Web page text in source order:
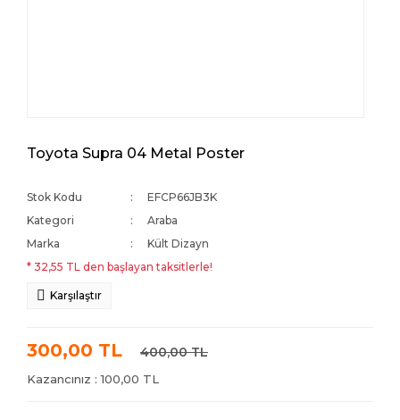
Toyota Supra 04 Metal Poster
Stok Kodu
EFCP66JB3K
Kategori
Araba
Marka
Kült Dizayn
* 32,55 TL den başlayan taksitlerle!
Karşılaştır
300,00 TL 400,00 TL
Kazancınız : 100,00 TL